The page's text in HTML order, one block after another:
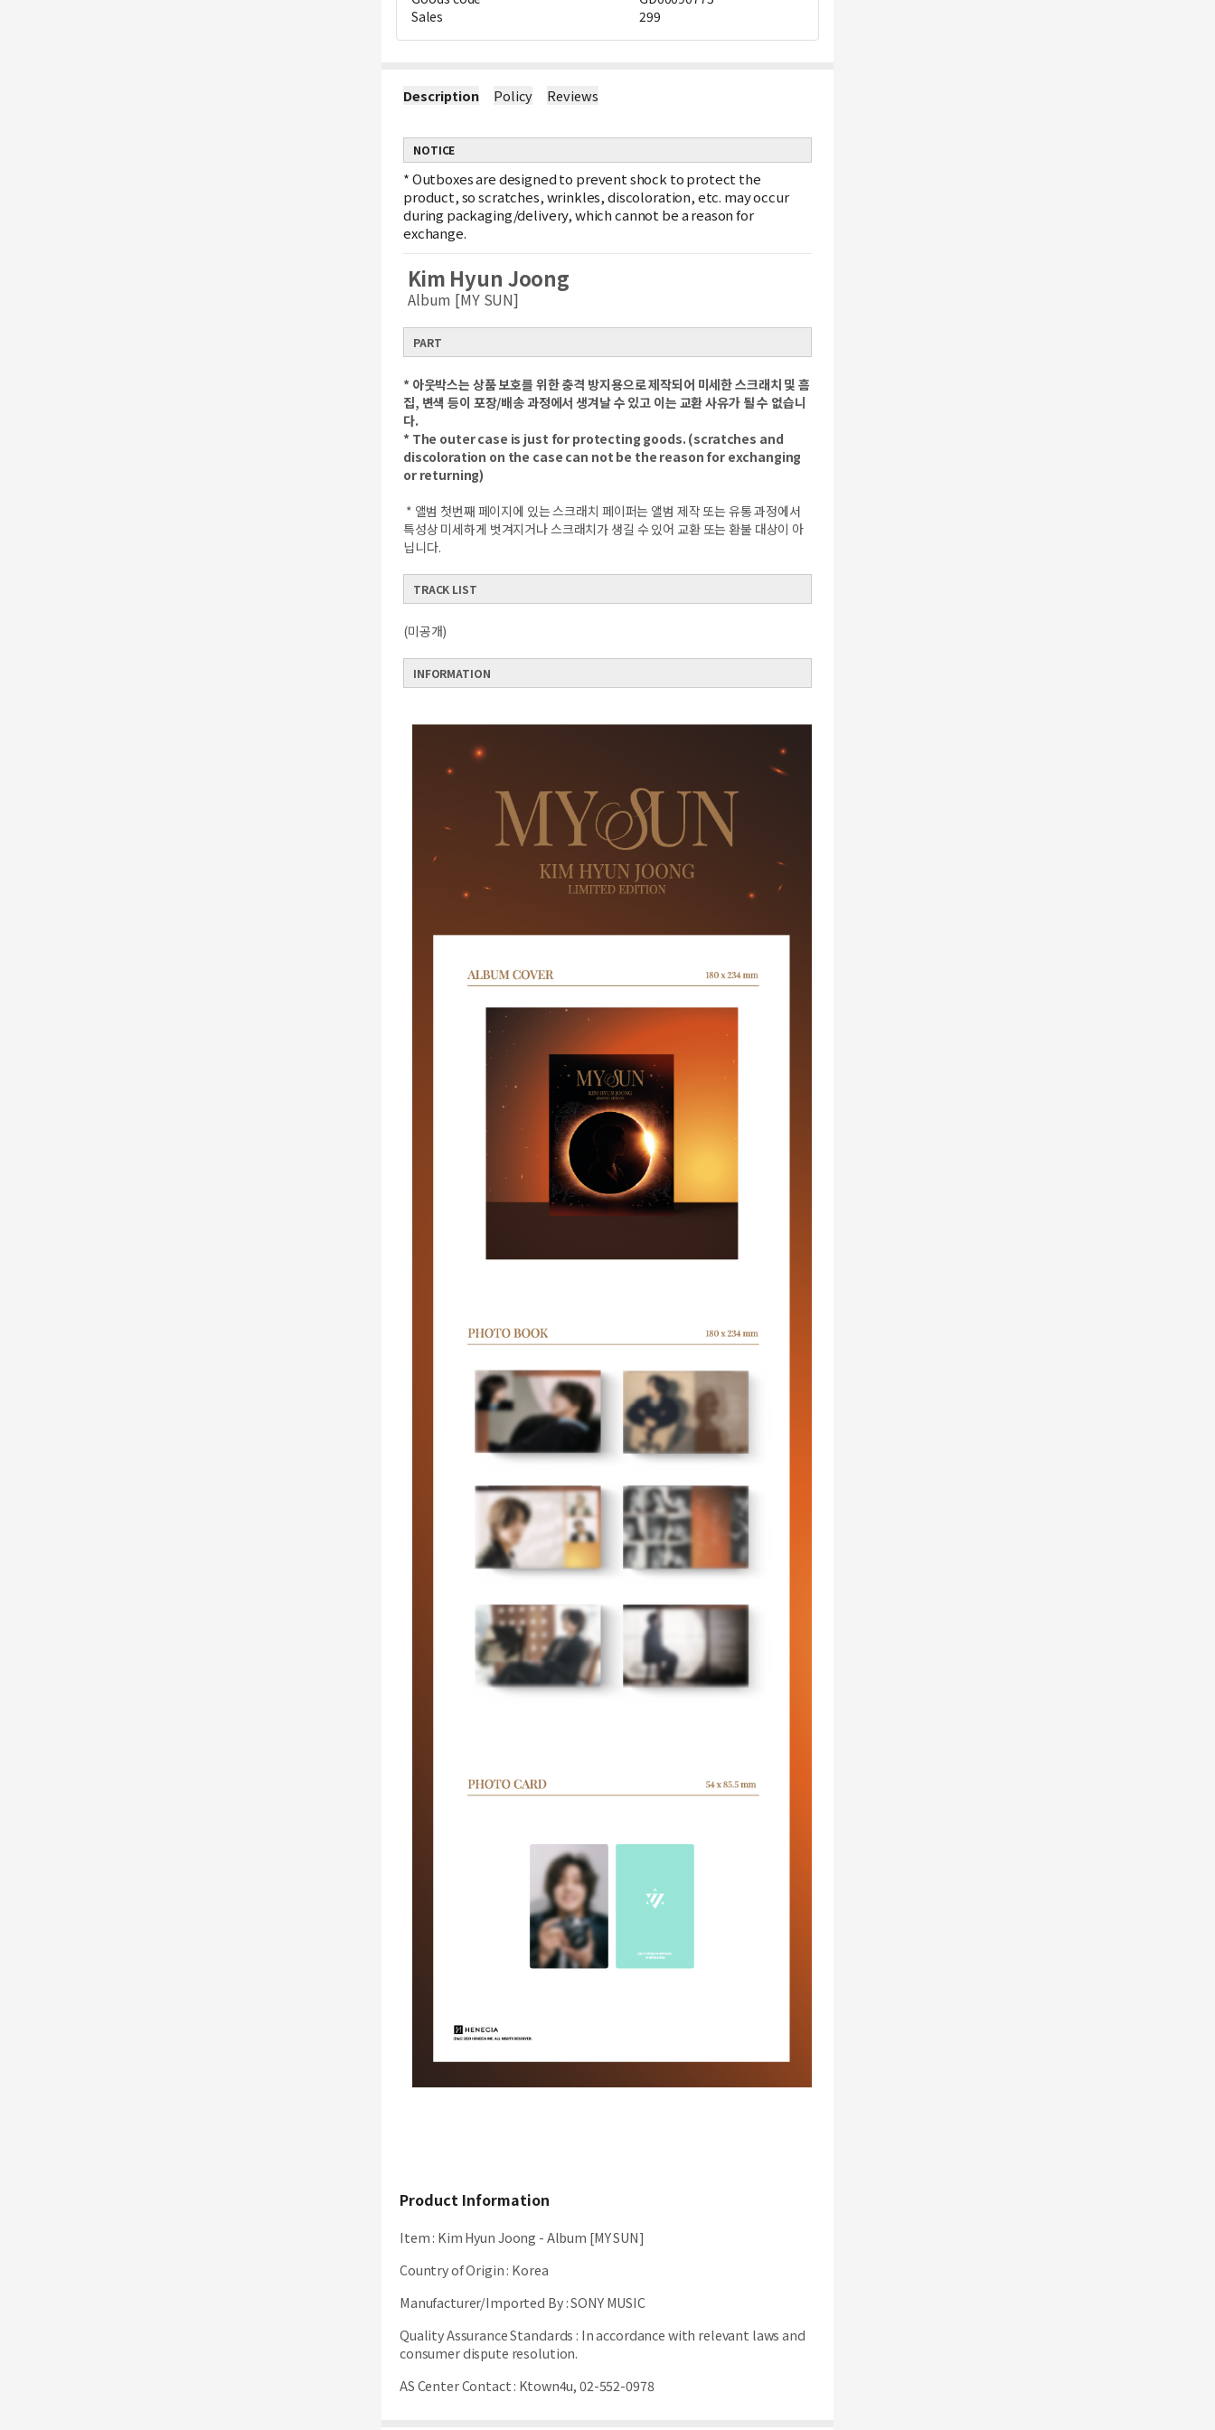
Sales
299
Description Policy Reviews
NOTICE
*Outboxes are designed to prevent shock to protect the
product, so scratches, wrinkles, discoloration, etc. may occur
during packaging/delivery, which cannot be a reason for
exchange.
Kim Hyun Joong
Album [MY SUN]
PART
* 아웃박스는 상품 보호를 위한 충격 방지용으로 제작되어 미세한 스크래치 및 흠
집, 변색 등이 포장/배송 과정에서 생겨날 수 있고 이는 교환 사유가 될 수 없습니
다.
* The outer case is just for protecting goods. (scratches and
discoloration on the case can not be the reason for exchanging
or returning)
* 앨범 첫번째 페이지에 있는 스크래치 페이퍼는 앨범 제작 또는 유통 과정에서
특성상 미세하게 벗겨지거나 스크래치가 생길 수 있어 교환 또는 환불 대상이 아
닙니다.
TRACK LIST
(미공개)
INFORMATION
Product Information
Item: Kim Hyun Joong - Album [MY SUN]
Country of Origin: Korea
Manufacturer/Imported By:SONY MUSIC
Quality Assurance Standards : In accordance with relevant laws and
consumer dispute resolution.
AS Center Contact: Ktown4u, 02-552-0978